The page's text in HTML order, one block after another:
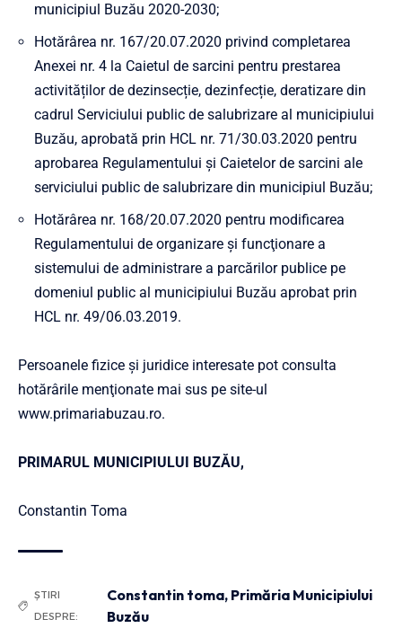
municipiul Buzău 2020-2030;
Hotărârea nr. 167/20.07.2020 privind completarea
Anexei nr. 4 la Caietul de sarcini pentru prestarea
activităților de dezinsecție, dezinfecție, deratizare din
cadrul Serviciului public de salubrizare al municipiului
Buzău, aprobată prin HCL nr. 71/30.03.2020 pentru
aprobarea Regulamentului și Caietelor de sarcini ale
serviciului public de salubrizare din municipiul Buzău;
Hotărârea nr. 168/20.07.2020 pentru modificarea
Regulamentului de organizare şi funcţionare a
sistemului de administrare a parcărilor publice pe
domeniul public al municipiului Buzău aprobat prin
HCL nr. 49/06.03.2019.
Persoanele fizice și juridice interesate pot consulta
hotărârile menţionate mai sus pe site-ul
www.primariabuzau.ro.
PRIMARUL MUNICIPIULUI BUZĂU,
Constantin Toma
ȘTIRI
DESPRE:
Constantin toma, Primăria Municipiului
Buzău